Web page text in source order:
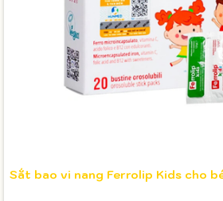
Sắt bao vi nang Ferrolip Kids cho